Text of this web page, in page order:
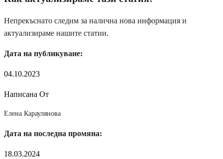
Непрекъснато следим за налична нова информация и
актуализираме нашите статии.
Дата на публикуване:
04.10.2023
Написана От
Елена Караулянова
Дата на последна промяна:
18.03.2024